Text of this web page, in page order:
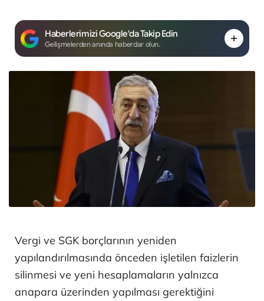
Haberlerimizi Google'da Takip Edin
Gelişmelerden anında haberdar olun.
Vergi ve SGK borçlarının yeniden
yapılandırılmasında önceden işletilen faizlerin
silinmesi ve yeni hesaplamaların yalnızca
anapara üzerinden yapılması gerektiğini